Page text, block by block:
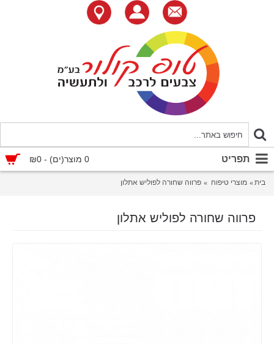
0 מוצר(ים) - ₪0 תפריט
בית מוצרי טיפוח פרווה שחורה לפוליש אתלון
פרווה שחורה לפוליש אתלון